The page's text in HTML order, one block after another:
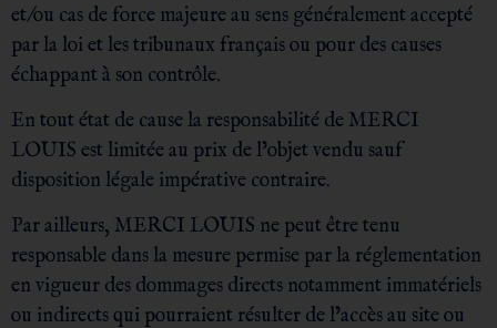
et/ou cas de force majeure au sens généralement accepté
par la loi et les tribunaux français ou pour des causes
échappant à son contrôle.
En tout état de cause la responsabilité de MERCI
LOUIS est limitée au prix de l’objet vendu sauf
disposition légale impérative contraire.
Par ailleurs, MERCI LOUIS ne peut être tenu
responsable dans la mesure permise par la réglementation
en vigueur des dommages directs notamment immatériels
ou indirects qui pourraient résulter de l’accès au site ou